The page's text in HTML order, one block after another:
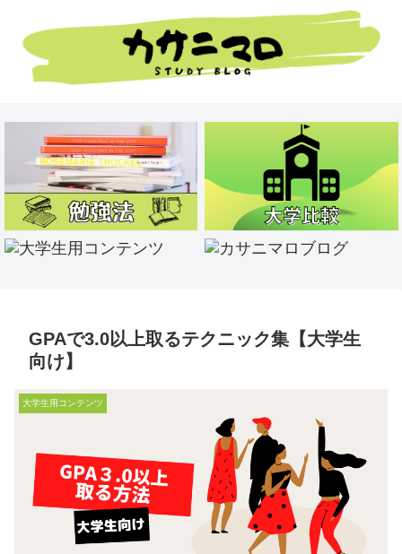
GPAで3.0以上取るテクニック集【大学生
向け】
大学生用コンテンツ